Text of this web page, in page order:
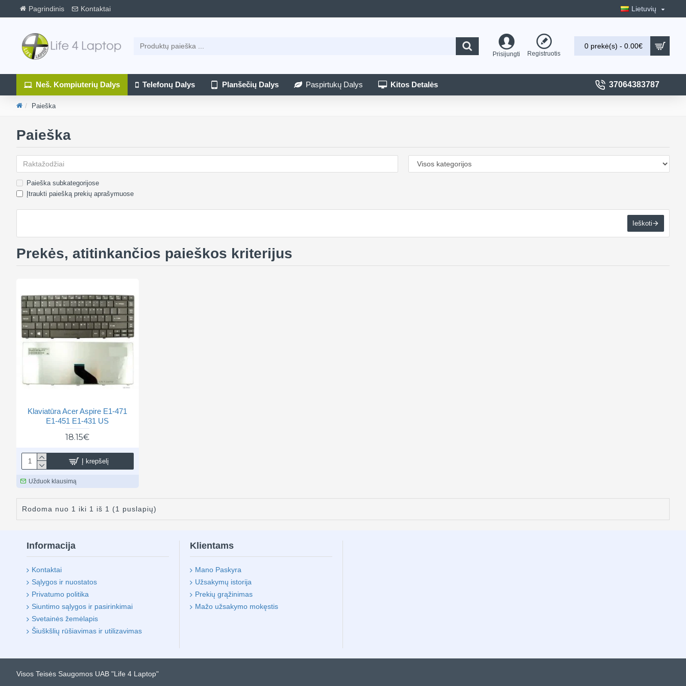
Pagrindinis Kontaktai Lietuvių
Prisijungti Registruotis
0 prekė(s) - 0.00€
Neš. Kompiuterių Dalys Telefonų Dalys Planšečių Dalys Paspirtukų Dalys Kitos Detalės 37064383787
Paieška
Paieška
Paieška subkategorijose
Įtraukti paiešką prekių aprašymuose
Ieškoti
Prekės, atitinkančios paieškos kriterijus
Klaviatūra Acer Aspire E1-471
E1-451 E1-431 US
18.15€
Į krepšelį
Užduok klausimą
Rodoma nuo 1 iki 1 iš 1 (1 puslapių)
Informacija
Kontaktai
Sąlygos ir nuostatos
Privatumo politika
Siuntimo sąlygos ir pasirinkimai
Svetainės žemėlapis
Šiuškšlių rūšiavimas ir utilizavimas
Klientams
Mano Paskyra
Užsakymų istorija
Prekių grąžinimas
Mažo užsakymo mokęstis
Visos Teisės Saugomos UAB "Life 4 Laptop"